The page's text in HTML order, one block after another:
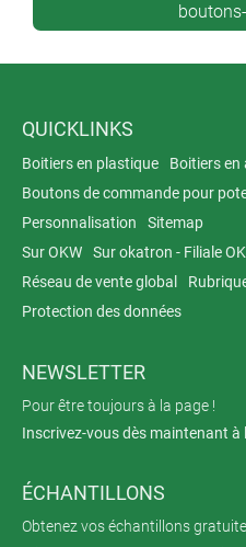
QUICKLINKS
Boitiers en plastique
Boitiers
Boutons de commande pour
Personnalisation
Sitemap
Sur OKW
Sur okatron - Filiale
Réseau de vente global
Protection des données
NEWSLETTER
Pour être toujours à la page !
Inscrivez-vous dès maintenant à
ÉCHANTILLONS
Obtenez vos échantillons